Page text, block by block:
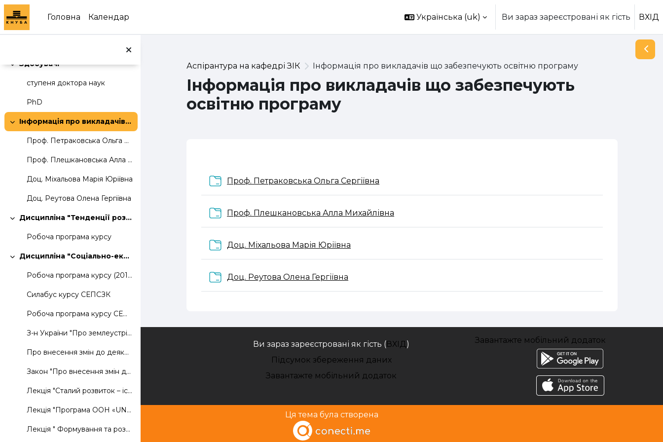
Перейти до головного вмісту
Головна
Календар Українська ‎(uk)‎ Ви зараз зареєстровані як гість
ВХІД
Згорнути
Загальне
Згорнути
Здобувачі
ступеня доктора наук
PhD
Згорнути
Інформація про викладачів що забезпечують освітню програму
Проф. Петраковська Ольга Сергіївна
Проф. Плешкановська Алла Михайлівна
Доц. Міхальова Марія Юріївна
Доц. Реутова Олена Гергіївна
Згорнути
Дисципліна "Тенденції розвитку кадастрових систем"
Робоча програма курсу
Згорнути
Дисципліна "Соціально-екологічні проблеми сучасного землеустрою"
Робоча програма курсу (2019)
Силабус курсу СЕПСЗК
Робоча програма курсу СЕПСЗК (2020)
З-н України "Про землеустрій"
Про внесення змін до деяких законодавчих актів України щодо планування використання земель
Закон "Про внесення змін до Земельного кодексу України та інших законодавчих актів щодо удосконалення системи управління та дерегуляції у сфері земельних відносин"
Лекція "Сталий розвиток – історія та принципи соціально орієнтованого землекористування"
Лекція "Програма ООН «UN HABITAT» "
Лекція " Формування та розвиток екологічної мережі (екомережа), як механізм збереження та раціонального, невиснажливого використання природних ресурсів та передумова забезпечення сталого, екологічно збалансованого розвитку "
Аспірантура на кафедрі ЗІК Інформація про викладачів що забезпечують освітню програму
Інформація про викладачів що забезпечують
освітню програму
Проф. Петраковська Ольга Сергіївна
Проф. Плешкановська Алла Михайлівна
Доц. Міхальова Марія Юріївна
Доц. Реутова Олена Гергіївна
Ви зараз зареєстровані як гість (ВХІД)
Підсумок збереження даних
Завантажте мобільний додаток
Завантажте мобільний додаток
Ця тема була створена